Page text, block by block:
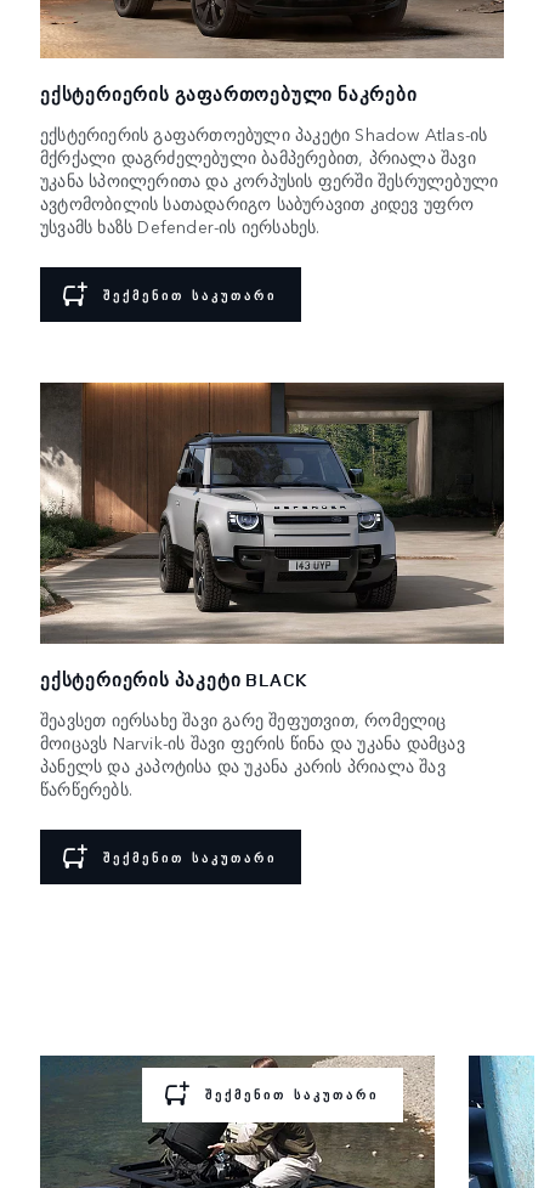
ᲔᲥᲡᲢᲔᲠᲘᲔᲠᲘᲡ ᲒᲐᲤᲐᲠᲗᲝᲔᲑᲣᲚᲘ ᲜᲐᲙᲠᲔᲑᲘ
ექსტერიერის გაფართოებული პაკეტი Shadow Atlas-ის
მქრქალი დაგრძელებული ბამპერებით, პრიალა შავი
უკანა სპოილერითა და კორპუსის ფერში შესრულებული
ავტომობილის სათადარიგო საბურავით კიდევ უფრო
უსვამს ხაზს Defender-ის იერსახეს.
ᲨᲔᲥᲛᲔᲜᲘᲗ ᲡᲐᲙᲣᲗᲐᲠᲘ
ᲔᲥᲡᲢᲔᲠᲘᲔᲠᲘᲡ ᲞᲐᲙᲔᲢᲘ BLACK
შეავსეთ იერსახე შავი გარე შეფუთვით, რომელიც
მოიცავს Narvik-ის შავი ფერის წინა და უკანა დამცავ
პანელს და კაპოტისა და უკანა კარის პრიალა შავ
წარწერებს.
ᲨᲔᲥᲛᲔᲜᲘᲗ ᲡᲐᲙᲣᲗᲐᲠᲘ
ᲨᲔᲥᲛᲔᲜᲘᲗ ᲡᲐᲙᲣᲗᲐᲠᲘ